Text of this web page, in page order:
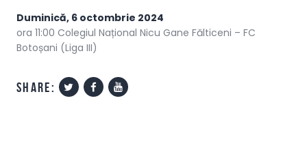
Duminică, 6 octombrie 2024
ora 11:00 Colegiul Național Nicu Gane Fălticeni – FC
Botoșani (Liga III)
share: